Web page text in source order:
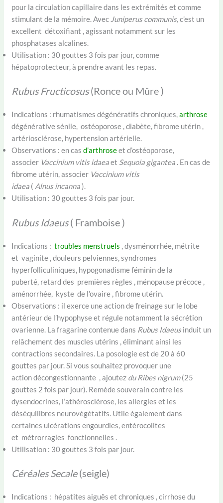
pour la circulation capillaire dans les extrémités et comme
stimulant de la mémoire. Avec Juniperus communis, c’est un
excellent détoxifiant , agissant notamment sur les
phosphatases alcalines.
Utilisation : 30 gouttes 3 fois par jour, comme
hépatoprotecteur, à prendre avant les repas.
Rubus Fructicosus(Ronce ou Mûre )
Indications : rhumatismes dégénératifs chroniques,arthrose
dégénérative sénile, ostéoporose , diabète, fibrome utérin ,
artériosclérose, hypertension artérielle.
Observations : en casd’arthroseet d’ostéoporose,
associer Vaccinium vitis idaeaet Sequoia gigantea . En cas de
fibrome utérin, associer Vaccinium vitis
idaea ( Alnus incanna).
Utilisation : 30 gouttes 3 fois par jour.
Rubus Idaeus( Framboise )
Indications :troubles menstruels , dysménorrhée, métrite
et vaginite , douleurs pelviennes, syndromes
hyperfolliculiniques, hypogonadisme féminin de la
puberté, retard des premières règles , ménopause précoce ,
aménorrhée, kyste de l’ovaire , fibrome utérin.
Observations : il exerce une action de freinage sur le lobe
antérieur de l’hypophyse et régule notamment la sécrétion
ovarienne. La fragarine contenue dans Rubus Idaeus induit un
relâchement des muscles utérins , éliminant ainsi les
contractions secondaires. La posologie est de 20 à 60
gouttes par jour. Si vous souhaitez provoquer une
action décongestionnante , ajoutez du Ribes nigrum(25
gouttes 2 fois par jour). Remède souverain contre les
dysendocrines, l’athérosclérose, les allergies et les
déséquilibres neurovégétatifs. Utile également dans
certaines ulcérations engourdies, entérocolites
et métrorragies fonctionnelles .
Utilisation : 30 gouttes 3 fois par jour.
Céréales Secale(seigle)
Indications : hépatites aiguës et chroniques , cirrhose du